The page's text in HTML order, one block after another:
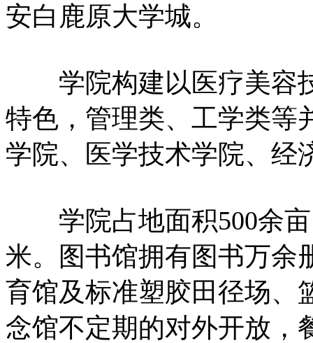
安白鹿原大学城。
学院构建以医疗美容
特色，管理类、工学类等
学院、医学技术学院、经
学院占地面积500余亩
米。图书馆拥有图书万余
育馆及标准塑胶田径场、
念馆不定期的对外开放，